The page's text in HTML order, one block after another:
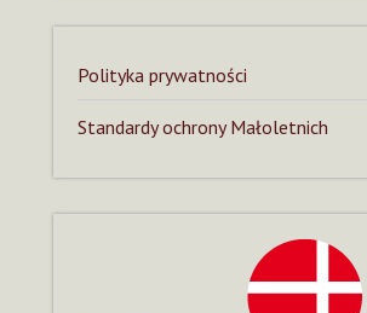
Polityka prywatności
Standardy ochrony Małoletnich